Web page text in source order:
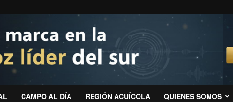
CAMPO AL DÍA REGIÓN ACUÍCOLA QUIENES SOMOS